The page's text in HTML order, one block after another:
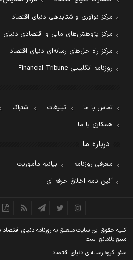
مرکز نوآوری و شتابدهی دنیای اقتصاد
مرکز پژوهش‌های مالی و اقتصادی دنیای
مرکز راه حل‌های رسانه‌ای دنیای اقتصاد
روزنامه انگلیسی Financial Tribune
تماس با ما تبلیغات اشتراک
همکاری با ما
درباره ما
معرفی روزنامه
بیانیه مأموریت
آئین نامه اخلاق حرفه ای
کليه حقوق اين سايت متعلق به روزنامه دنيای اقتصاد
منبع بلامانع است
سئو: گروه رسانه‌ای دنیای اقتصاد